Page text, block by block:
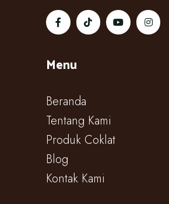
Menu
Beranda
Tentang Kami
Produk Coklat
Blog
Kontak Kami